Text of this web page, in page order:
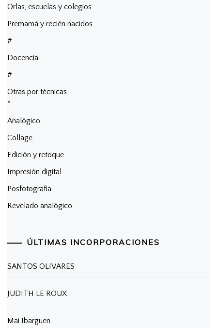
Orlas, escuelas y colegios
Premamá y recién nacidos
#
Docencia
#
Otras por técnicas
*
Analógico
Collage
Edición y retoque
Impresión digital
Posfotografía
Revelado analógico
ÚLTIMAS INCORPORACIONES
SANTOS OLIVARES
JUDITH LE ROUX
Mai Ibargüen